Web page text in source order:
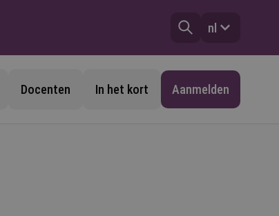
nl
Docenten In het kort Aanmelden